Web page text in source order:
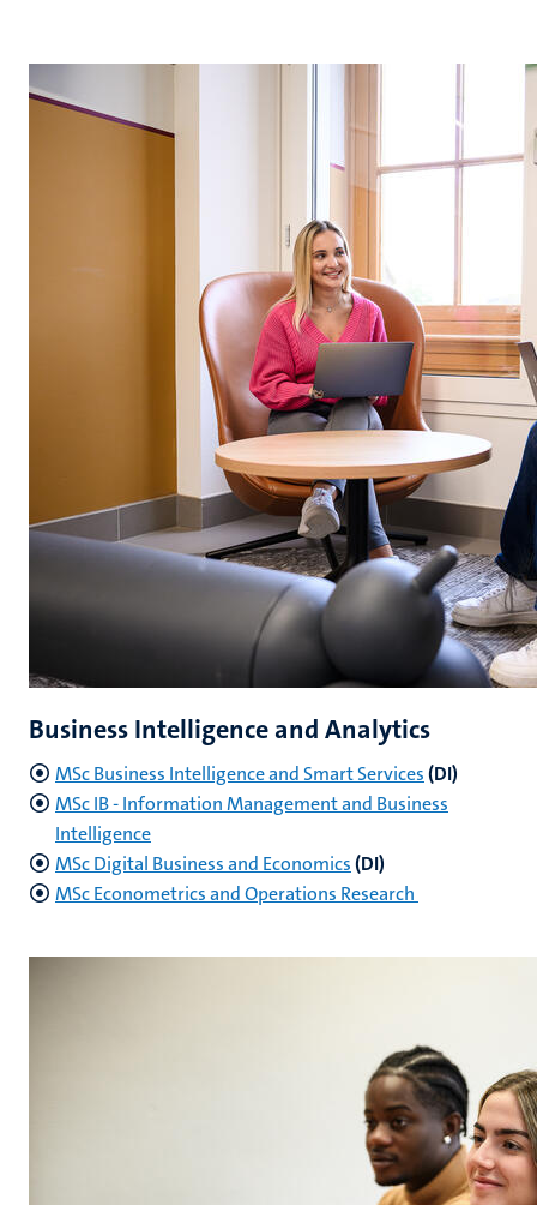
Business Intelligence and Analytics
MSc Business Intelligence and Smart Services(DI)
MSc IB - Information Management and Business
Intelligence
MSc Digital Business and Economics(DI)
MSc Econometrics and Operations Research